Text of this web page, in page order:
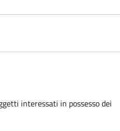
interessati in possesso dei